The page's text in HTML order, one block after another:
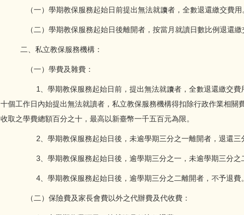
（一）學期教保服務起始日前提出無法就讀者，全數退還繳交費用
（二）學期教保服務起始日後離開者，按當月就讀日數比例退還繳
二、私立教保服務機構：
（一）學費及雜費：
1、學期教保服務起始日前，提出無法就讀者，全數退還繳交費用
十個工作日內始提出無法就讀者，私立教保服務機構得扣除行政作業相關
收取之學費總額百分之十，最高以新臺幣一千五百元為限。
2、學期教保服務起始日後，未逾學期三分之一離開者，退還三分
3、學期教保服務起始日後，逾學期三分之一，未逾學期三分之二
4、學期教保服務起始日後，逾學期三分之二離開者，不予退費。
（二）保險費及家長會費以外之代辦費及代收費：